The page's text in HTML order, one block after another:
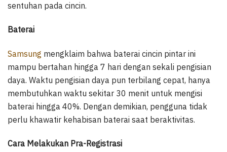
sentuhan pada cincin.
Baterai
Samsung mengklaim bahwa baterai cincin pintar ini
mampu bertahan hingga 7 hari dengan sekali pengisian
daya. Waktu pengisian daya pun terbilang cepat, hanya
membutuhkan waktu sekitar 30 menit untuk mengisi
baterai hingga 40%. Dengan demikian, pengguna tidak
perlu khawatir kehabisan baterai saat beraktivitas.
Cara Melakukan Pra-Registrasi